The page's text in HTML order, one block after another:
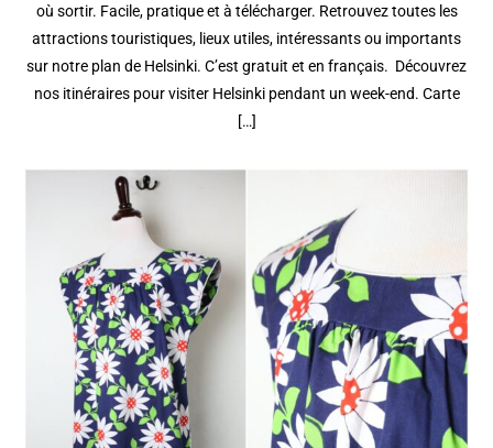
où sortir. Facile, pratique et à télécharger. Retrouvez toutes les
attractions touristiques, lieux utiles, intéressants ou importants
sur notre plan de Helsinki. C’est gratuit et en français. Découvrez
nos itinéraires pour visiter Helsinki pendant un week-end. Carte
[…]